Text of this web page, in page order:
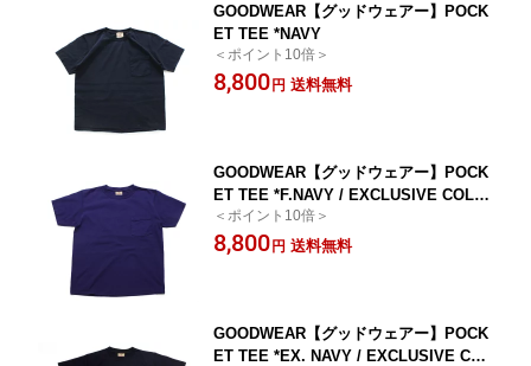
GOODWEAR【グッドウェアー】POCK
ET TEE *NAVY
＜ポイント10倍＞
8,800円 送料無料
GOODWEAR【グッドウェアー】POCK
ET TEE *F.NAVY / EXCLUSIVE COLO
R
＜ポイント10倍＞
8,800円 送料無料
GOODWEAR【グッドウェアー】POCK
ET TEE *EX. NAVY / EXCLUSIVE COL